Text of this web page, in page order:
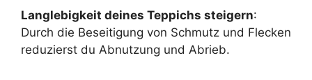
Langlebigkeit deines Teppichs steigern:
Durch die Beseitigung von Schmutz und Flecken
reduzierst du Abnutzung und Abrieb.